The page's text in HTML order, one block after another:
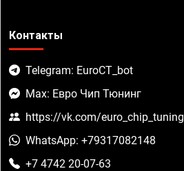
Контакты
Telegram: EuroCT_bot
Max: Евро Чип Тюнинг
https://vk.com/euro_chip_tuning
WhatsApp: +79317082148
+7 4742 20-07-63